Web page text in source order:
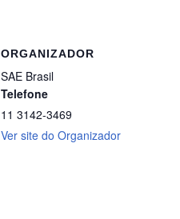
ORGANIZADOR
SAE Brasil
Telefone
11 3142-3469
Ver site do Organizador